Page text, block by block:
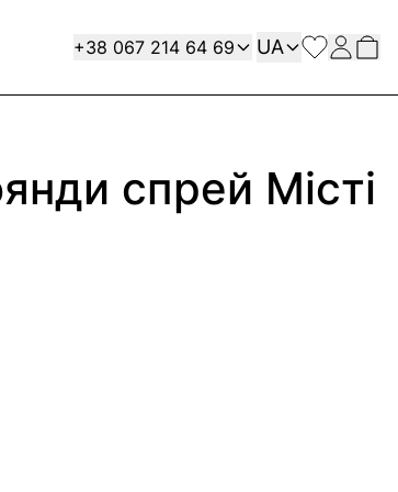
Contact
+38 067 214 64 69 Мова
UA
спрей Місті